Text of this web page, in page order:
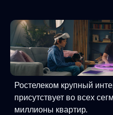
Ростелеком крупный
присутствует во всех
миллионы квартир.